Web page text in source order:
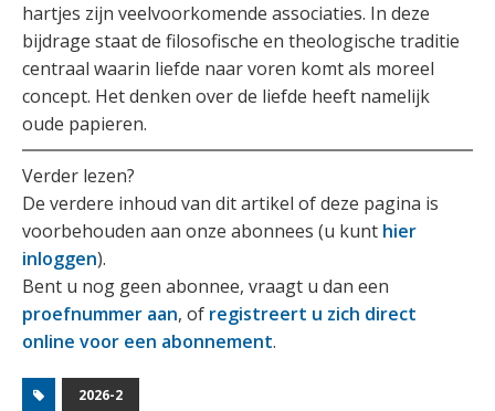
hartjes zijn veelvoorkomende associaties. In deze
bijdrage staat de filosofische en theologische traditie
centraal waarin liefde naar voren komt als moreel
concept. Het denken over de liefde heeft namelijk
oude papieren.
Verder lezen?
De verdere inhoud van dit artikel of deze pagina is
voorbehouden aan onze abonnees (u kunt hier
inloggen).
Bent u nog geen abonnee, vraagt u dan een
proefnummer aan, of registreert u zich direct
online voor een abonnement.
2026-2